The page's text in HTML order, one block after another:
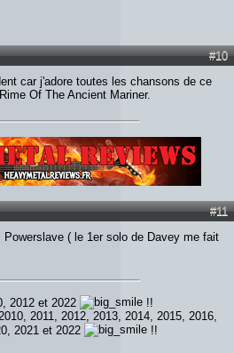
#10
car j'adore toutes les chansons de ce
Of The Ancient Mariner.
#11
( le 1er solo de Davey me fait
2012 et 2022
!!
2011, 2012, 2013, 2014, 2015, 2016,
2021 et 2022
!!